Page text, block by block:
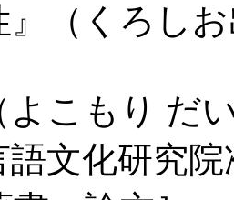
（くろし
よこもり だ
語文化研究